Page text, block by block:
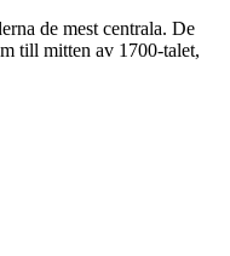
de mest centrala. De
till mitten av 1700-talet,